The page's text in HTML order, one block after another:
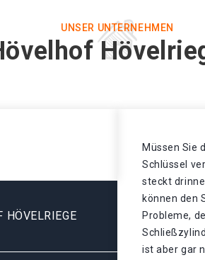
UNSER UNTERNEHMEN
HÖVELRIEGE
Müssen Sie
Schlüssel
steckt
können den
Probleme,
ist aber gar